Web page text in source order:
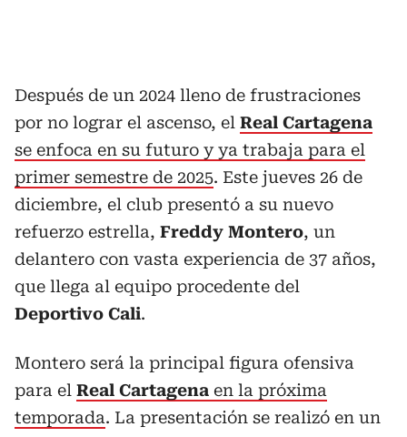
Después de un 2024 lleno de frustraciones
por no lograr el ascenso, el Real Cartagena
se enfoca en su futuro y ya trabaja para el
primer semestre de 2025. Este jueves 26 de
diciembre, el club presentó a su nuevo
refuerzo estrella, Freddy Montero, un
delantero con vasta experiencia de 37 años,
que llega al equipo procedente del
Deportivo Cali.
Montero será la principal figura ofensiva
para el Real Cartagena en la próxima
temporada. La presentación se realizó en un